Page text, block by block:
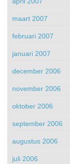
maart 2007
februari 2007
januari 2007
december 2006
november 2006
oktober 2006
september 2006
augustus 2006
juli 2006